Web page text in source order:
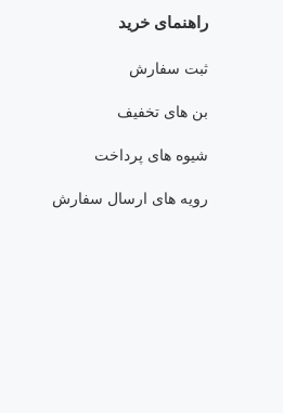
راهنمای خرید
ثبت سفارش
بن های تخفیف
شیوه های پرداخت
رویه های ارسال سفارش